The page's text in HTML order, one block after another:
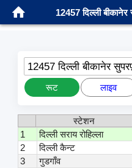
12457 दिल्ली
12457 दिल्ली बीकानेर
रूट लाइव
स्टेशन
1
दिल्ली सराय रोहिल्ला
2
दिल्ली कैन्ट
3
गुडगाँव